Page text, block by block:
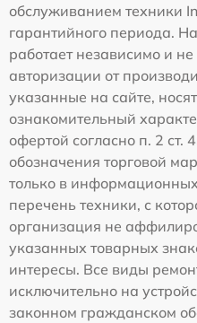
обслуживанием техники
гарантийного периода.
работает независимо и
авторизации от
указанные на сайте,
ознакомительный
офертой согласно п. 2
обозначения торговой
только в
перечень техники, с
организация не
указанных товарных
интересы. Все виды
исключительно на
законном гражданском